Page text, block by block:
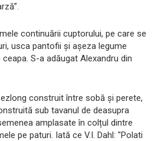
continuării cuptorului, pe care se
usca pantofii și așeza legume
S-a adăugat Alexandru din
construit între sobă și perete,
sub tavanul de deasupra
amplasate în colțul dintre
pe paturi. Iată ce V.I. Dahl: "Polati